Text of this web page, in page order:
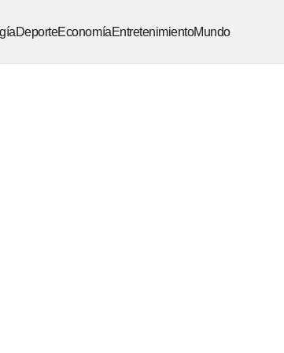
DeporteEconomíaEntretenimientoMundo